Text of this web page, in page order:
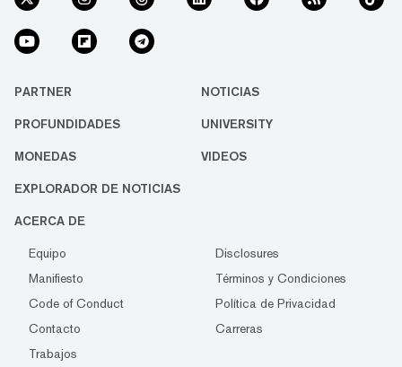
PARTNER NOTICIAS
PROFUNDIDADES UNIVERSITY
MONEDAS VIDEOS
EXPLORADOR DE NOTICIAS
ACERCA DE
Equipo
Disclosures
Manifiesto
Términos y Condiciones
Code of Conduct
Política de Privacidad
Contacto
Carreras
Trabajos